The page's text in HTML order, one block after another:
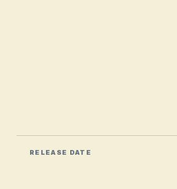
RELEASE DATE